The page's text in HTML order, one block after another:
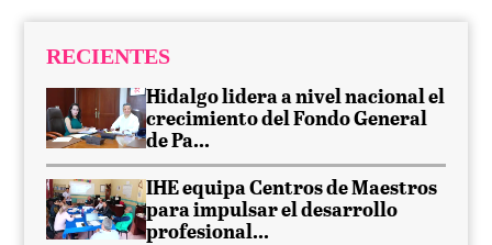
RECIENTES
Hidalgo lidera a nivel nacional el
crecimiento del Fondo General
de Pa...
IHE equipa Centros de Maestros
para impulsar el desarrollo
profesional...